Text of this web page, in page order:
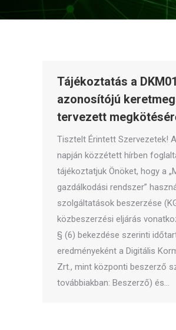
Tájékoztatás a
azonosítójú
tervezett
Tisztelt Érintett Szervezetek!
napján közzétett hírben
tájékoztatjuk Önöket, hogy a
gazdálkodási rendszer”
szolgáltatások beszerzése
közbeszerzési eljárás
§ (6) bekezdése szerinti
eredményeként a Digitális
Zrt., mint központi beszerző
továbbiakban: Beszerző) és…